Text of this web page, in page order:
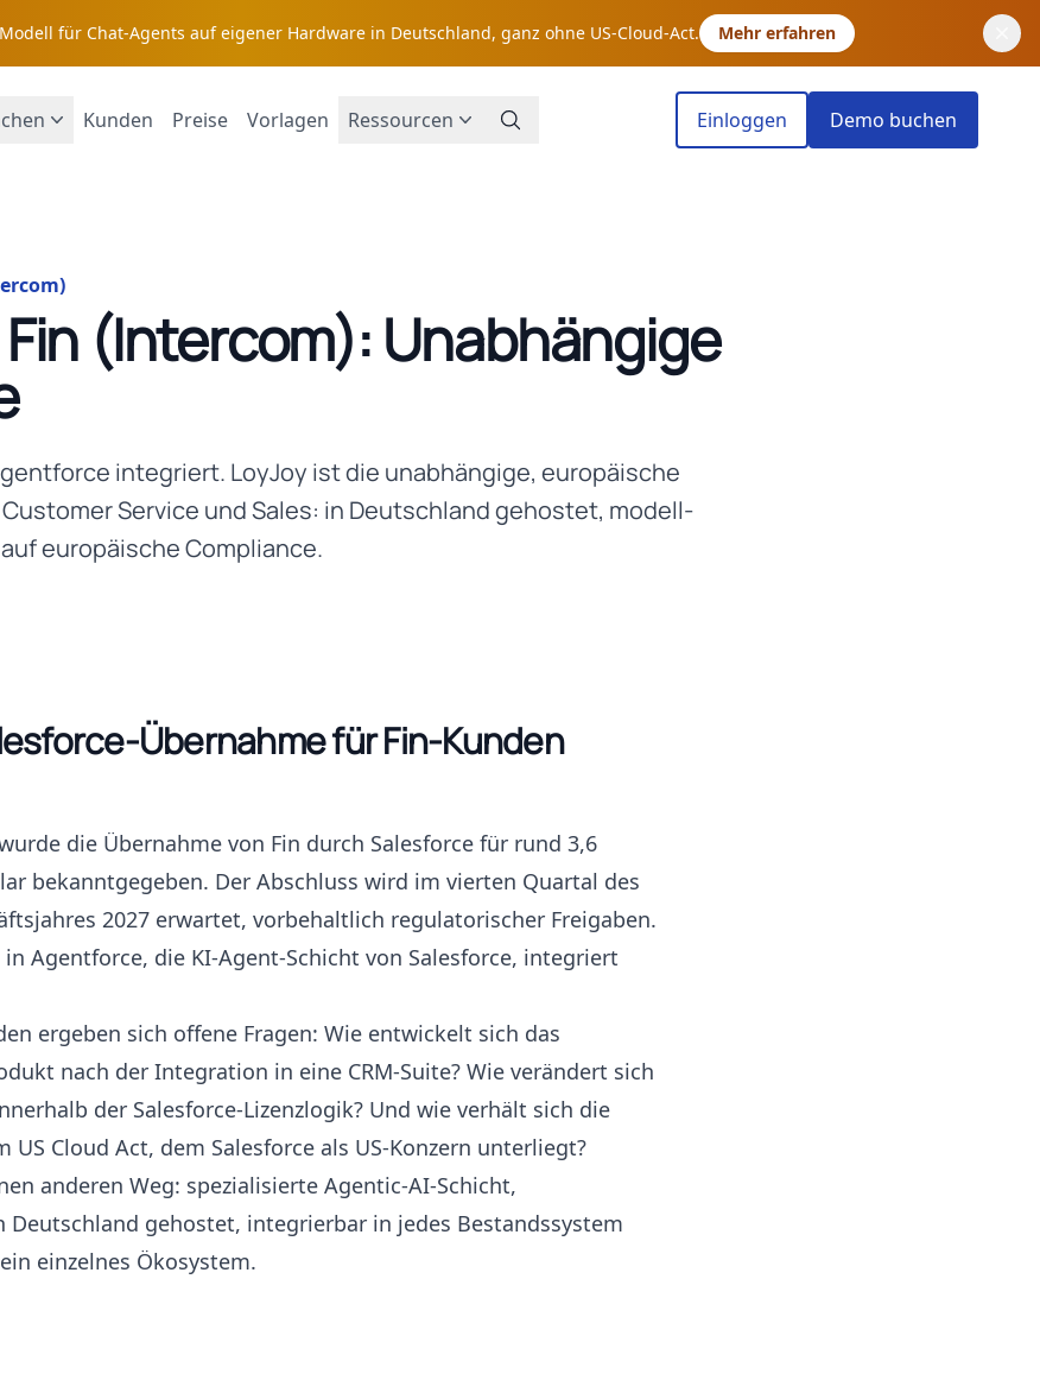
für Chat-Agents auf eigener Hardware in Deutschland, ganz ohne US-Cloud-Act. Mehr erfahren
Kunden Preise Vorlagen Ressourcen Einloggen Demo buchen
Fin (Intercom): Unabhängige
integriert. LoyJoy ist die unabhängige, europäische
Service und Sales: in Deutschland gehostet, modell-
europäische Compliance.
Übernahme für Fin-Kunden
die Übernahme von Fin durch Salesforce für rund 3,6
bekanntgegeben. Der Abschluss wird im vierten Quartal des
2027 erwartet, vorbehaltlich regulatorischer Freigaben.
Agentforce, die KI-Agent-Schicht von Salesforce, integriert
ergeben sich offene Fragen: Wie entwickelt sich das
nach der Integration in eine CRM-Suite? Wie verändert sich
der Salesforce-Lizenzlogik? Und wie verhält sich die
US Cloud Act, dem Salesforce als US-Konzern unterliegt?
anderen Weg: spezialisierte Agentic-AI-Schicht,
Deutschland gehostet, integrierbar in jedes Bestandssystem
einzelnes Ökosystem.